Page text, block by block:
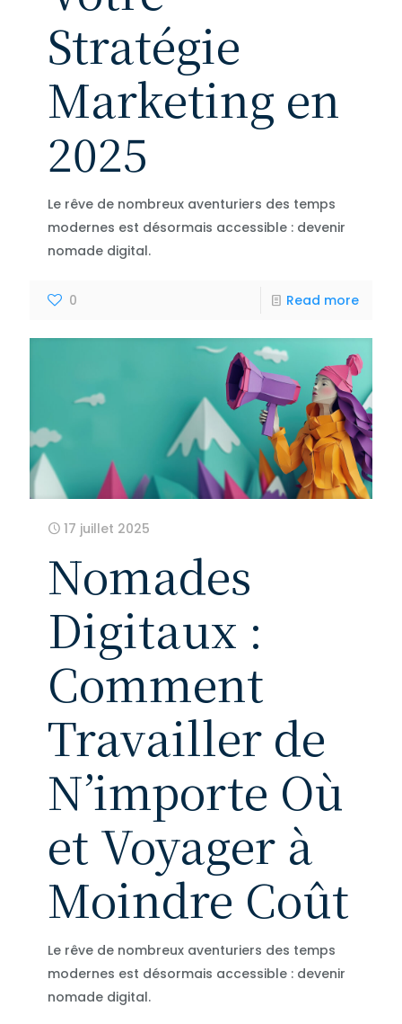
Stratégie
Marketing en
2025
Le rêve de nombreux aventuriers des temps
modernes est désormais accessible : devenir
nomade digital.
0 Read more
17 juillet 2025
Nomades
Digitaux :
Comment
Travailler de
N’importe Où
et Voyager à
Moindre Coût
Le rêve de nombreux aventuriers des temps
modernes est désormais accessible : devenir
nomade digital.